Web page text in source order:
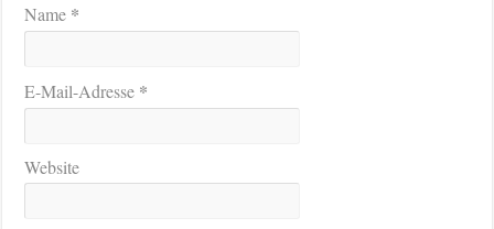
Name *
E-Mail-Adresse *
Website